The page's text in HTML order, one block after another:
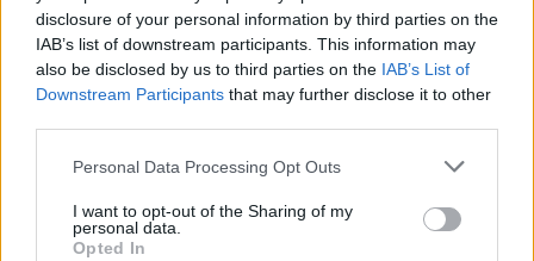
disclosure of your personal information by third parties on the
IAB’s list of downstream participants. This information may
also be disclosed by us to third parties on the IAB’s List of
Downstream Participants that may further disclose it to other
Personal Data Processing Opt Outs
I want to opt-out of the Sharing of my
personal data.
Opted In
Ακολουθήστε το OLAFAQ